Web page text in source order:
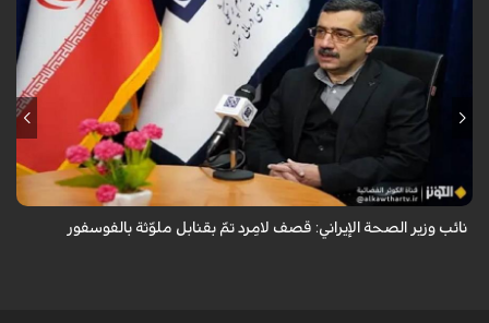
قال معاون وزير الصحة الإيراني لشؤون البحوث والتكنولوجيا، شاهين آخوندزاده،
إن التحقيقات التي أجرتها وزارة الصحة بشأن قصف مدينة لامِرد في محافظة
نائب وزير الصحة الإيراني: قصف لامِرد تمّ بقنابل ملوّثة بالفوسفور